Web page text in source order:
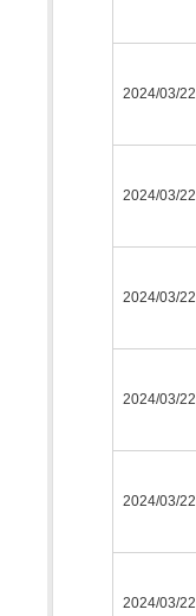
2024/03/22
2024/03/22
2024/03/22
2024/03/22
2024/03/22
2024/03/22